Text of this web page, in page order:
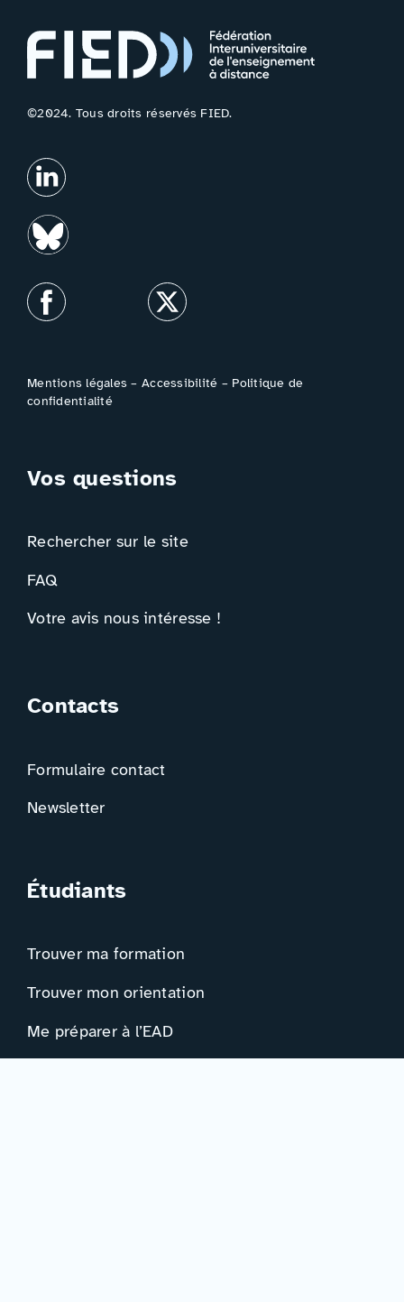
©2024. Tous droits réservés FIED.
Mentions légales –Accessibilité – Politique de
confidentialité
Vos questions
Rechercher sur le site
FAQ
Votre avis nous intéresse !
Contacts
Formulaire contact
Newsletter
Étudiants
Trouver ma formation
Trouver mon orientation
Me préparer à l’EAD